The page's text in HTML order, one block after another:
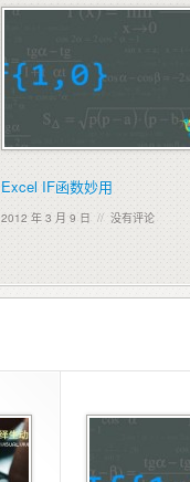
Excel IF函数妙用
2012 年 3 月 9 日 // 没有评论